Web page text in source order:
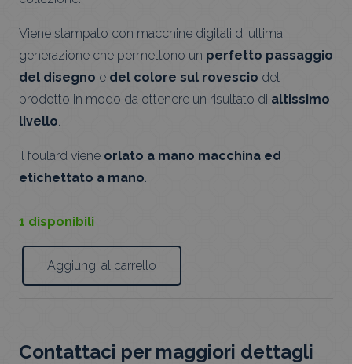
Viene stampato con macchine digitali di ultima
generazione che permettono un perfetto passaggio
del disegno e del colore sul rovescio del
prodotto in modo da ottenere un risultato di altissimo
livello.
Il foulard viene orlato a mano macchina ed
etichettato a mano.
1 disponibili
Foulard
Aggiungi al carrello
Contattaci per maggiori dettagli